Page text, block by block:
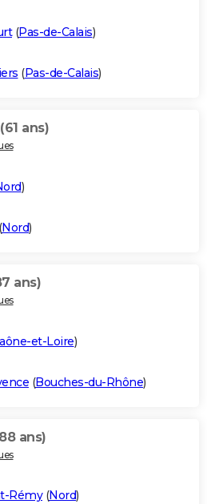
(Pas-de-Calais)
(Pas-de-Calais)
(61 ans)
)
(Nord)
ans)
et-Loire)
(Bouches-du-Rhône)
ans)
Rémy(Nord)